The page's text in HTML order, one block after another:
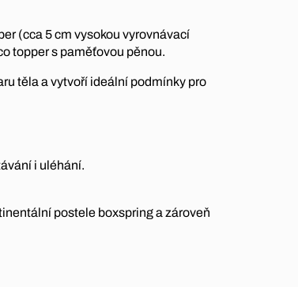
(cca 5 cm vysokou vyrovnávací
topper s paměťovou pěnou.
těla a vytvoří ideální podmínky pro
i uléhání.
postele boxspring a zároveň